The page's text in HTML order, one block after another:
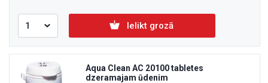
Ielikt grozā
Aqua Clean AC 20100 tabletes
dzeramajam ūdenim